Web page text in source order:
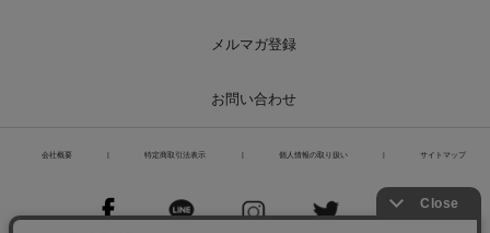
メルマガ登録
お問い合わせ
会社概要 特定商取引法表示 個人情報の取り扱い サイトマップ